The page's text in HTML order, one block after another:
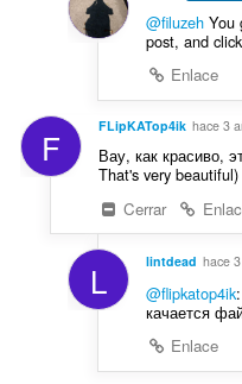
@filuzehYou
post, and
Enlace
F FLipKATop4ik hace 3
Вау, как красиво,
That's very beautiful)
Cerrar
L lintdead hace
@flipkatop4ik
качается
Enlace